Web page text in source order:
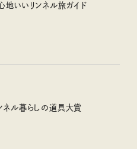
地いいリンネル旅ガイド
ネル暮らしの道具大賞